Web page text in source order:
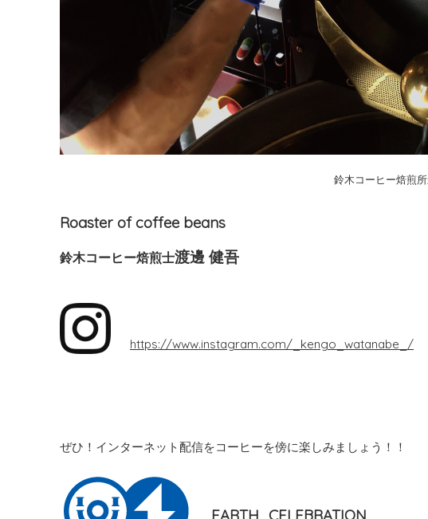
鈴木コーヒー焙煎
Roaster of coffee beans
鈴木コーヒー焙煎士渡邊 健吾
https://www.instagram.com/_kengo_watanabe_/
ぜひ！インターネット配信をコーヒーを傍に楽しみましょう！！